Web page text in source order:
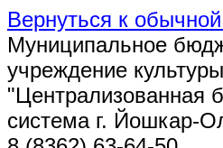
Вернуться к
Муниципальное
учреждение культуры
"Централизованная
система г. Йошкар-